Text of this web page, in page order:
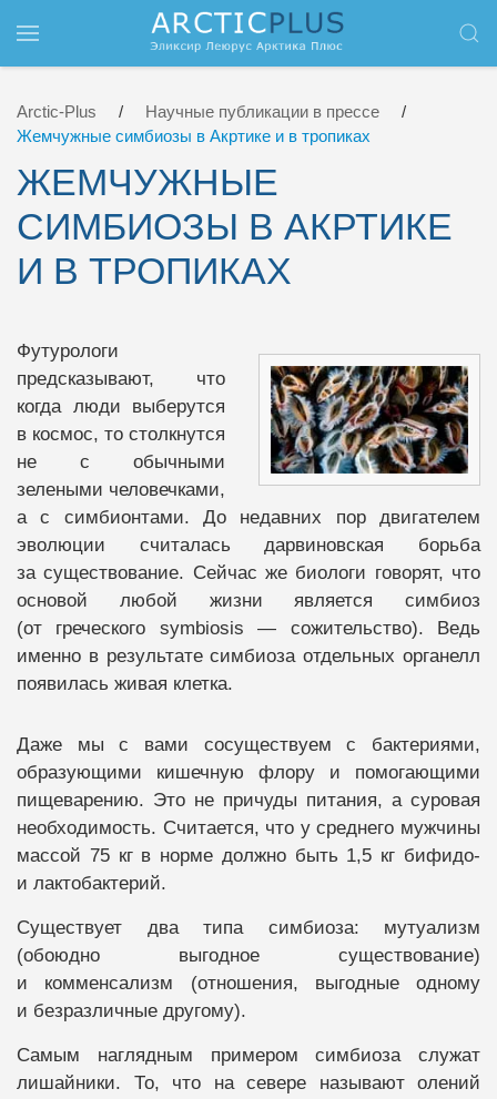
Перейти к содержимому
Arctic-Plus
Научные публикации в прессе
Жемчужные симбиозы в Акртике и в тропиках
ЖЕМЧУЖНЫЕ
СИМБИОЗЫ В АКРТИКЕ
И В ТРОПИКАХ
Футурологи
предсказывают, что
когда люди выберутся
в космос, то столкнутся
не с обычными
зелеными человечками,
а с симбионтами. До недавних пор двигателем
эволюции считалась дарвиновская борьба
за существование. Сейчас же биологи говорят, что
основой любой жизни является симбиоз
(от греческого symbiosis — сожительство). Ведь
именно в результате симбиоза отдельных органелл
появилась живая клетка.
Даже мы с вами сосуществуем с бактериями,
образующими кишечную флору и помогающими
пищеварению. Это не причуды питания, а суровая
необходимость. Считается, что у среднего мужчины
массой 75 кг в норме должно быть 1,5 кг бифидо-
и лактобактерий.
Существует два типа симбиоза: мутуализм
(обоюдно выгодное существование)
и комменсализм (отношения, выгодные одному
и безразличные другому).
Самым наглядным примером симбиоза служат
лишайники. То, что на севере называют олений